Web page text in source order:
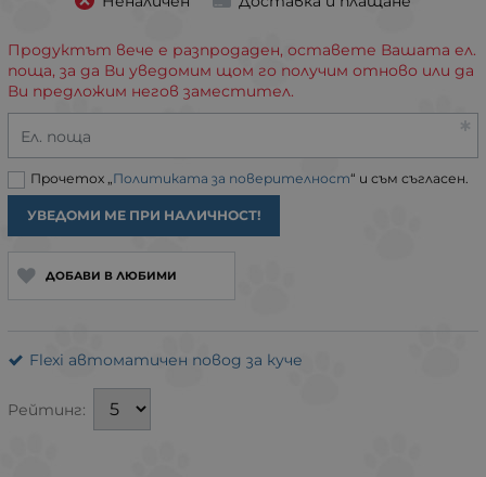
Продуктът вече е разпродаден, оставете Вашата ел.
поща, за да Ви уведомим щом го получим отново или да
Ви предложим негов заместител.
Ел. поща
Прочетох „ Политиката за поверителност“ и съм съгласен.
УВЕДОМИ МЕ ПРИ НАЛИЧНОСТ!
ДОБАВИ В ЛЮБИМИ
Flexi автоматичен повод за куче
Рейтинг: